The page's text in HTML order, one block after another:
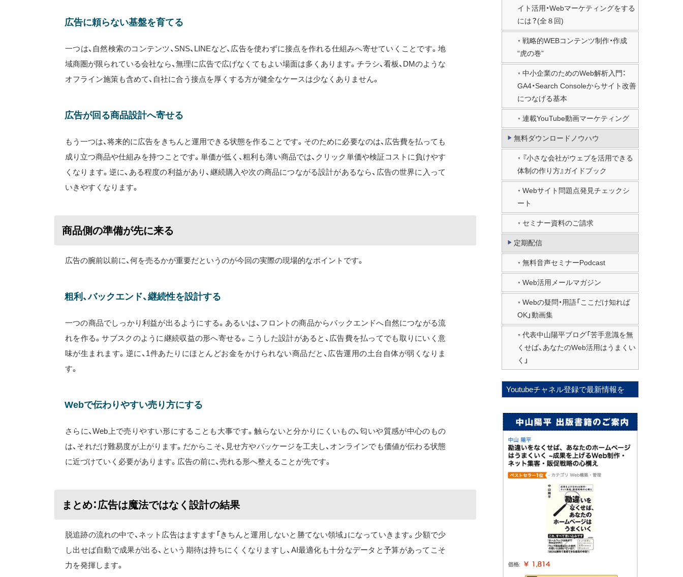
広告に頼らない基盤を育てる
一つは、自然検索のコンテンツ、SNS、LINEなど、広告を使わずに接点を作れる仕組みへ寄せていくことです。地
域商圏が限られている会社なら、無理に広告で広げなくてもよい場面は多くあります。チラシ、看板、DMのような
オフライン施策も含めて、自社に合う接点を厚くする方が健全なケースは少なくありません。
広告が回る商品設計へ寄せる
もう一つは、将来的に広告をきちんと運用できる状態を作ることです。そのために必要なのは、広告費を払っても
成り立つ商品や仕組みを持つことです。単価が低く、粗利も薄い商品では、クリック単価や検証コストに負けやす
くなります。逆に、ある程度の利益があり、継続購入や次の商品につながる設計があるなら、広告の世界に入って
いきやすくなります。
商品側の準備が先に来る
広告の腕前以前に、何を売るかが重要だというのが今回の実際の現場的なポイントです。
粗利、バックエンド、継続性を設計する
一つの商品でしっかり利益が出るようにする。あるいは、フロントの商品からバックエンドへ自然につながる流
れを作る。サブスクのように継続収益の形へ寄せる。こうした設計があると、広告費を払ってでも取りにいく意
味が生まれます。逆に、1件あたりにほとんどお金をかけられない商品だと、広告運用の土台自体が弱くなりま
す。
Webで伝わりやすい売り方にする
さらに、Web上で売りやすい形にすることも大事です。触らないと分かりにくいもの、匂いや質感が中心のもの
は、それだけ難易度が上がります。だからこそ、見せ方やパッケージを工夫し、オンラインでも価値が伝わる状態
に近づけていく必要があります。広告の前に、売れる形へ整えることが先です。
まとめ：広告は魔法ではなく設計の結果
脱追跡の流れの中で、ネット広告はますます「きちんと運用しないと勝てない領域」になっていきます。少額で少
し出せば自動で成果が出る、という期待は持ちにくくなりますし、AI最適化も十分なデータと予算があってこそ
力を発揮します。
イト活用・Webマーケティングをする
には？(全８回)
戦略的WEBコンテンツ制作・作成
“虎の巻”
中小企業のためのWeb解析入門：
GA4・Search Consoleからサイト改善
につなげる基本
連載YouTube動画マーケティング
無料ダウンロードノウハウ
『小さな会社がウェブを活用できる
体制の作り方』ガイドブック
Webサイト問題点発見チェックシ
ート
セミナー資料のご請求
定期配信
無料音声セミナーPodcast
Web活用メールマガジン
Webの疑問・用語「ここだけ知れば
OK」動画集
代表中山陽平ブログ「苦手意識を無
くせば、あなたのWeb活用はうまくい
く」
Youtubeチャネル登録で最新情報を